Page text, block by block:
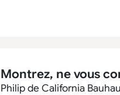
Montrez, ne vous
Philip de California